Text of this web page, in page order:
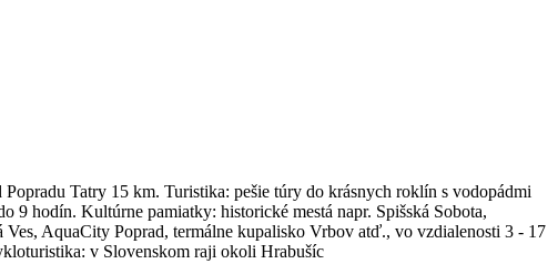
Tatry 15 km. Turistika: pešie túry do krásnych roklín s vodopádmi
hodín. Kultúrne pamiatky: historické mestá napr. Spišská Sobota,
AquaCity Poprad, termálne kupalisko Vrbov atď., vo vzdialenosti 3 - 17
v Slovenskom raji okoli Hrabušíc